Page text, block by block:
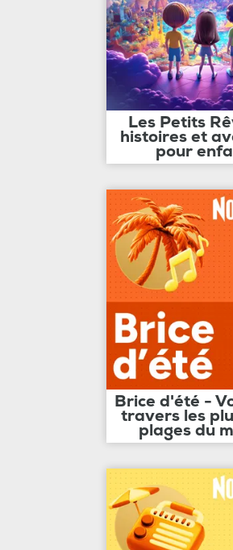
Les Petits
histoires et
pour
Brice d'été -
travers les
plages du